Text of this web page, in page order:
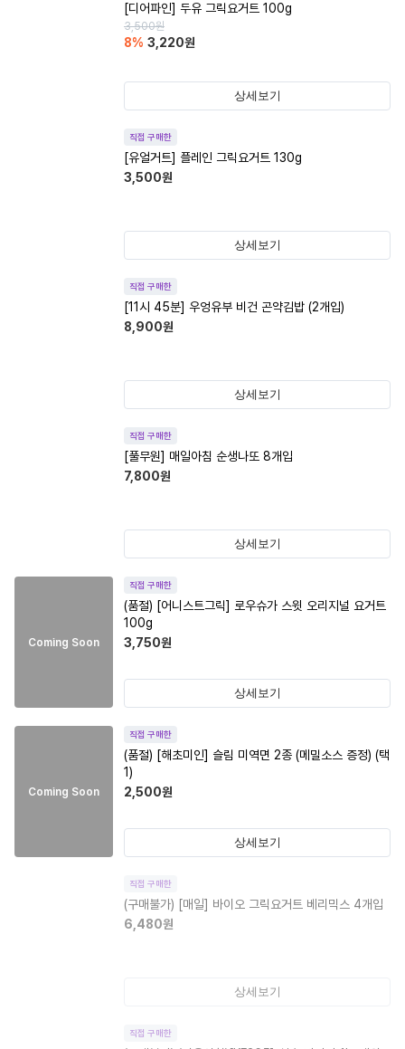
[디어파인] 두유 그릭요거트 100g
3,500원
8% 3,220원
상세보기
직접 구매한
[유얼거트] 플레인 그릭요거트 130g
3,500원
상세보기
직접 구매한
[11시 45분] 우엉유부 비건 곤약김밥 (2개입)
8,900원
상세보기
직접 구매한
[풀무원] 매일아침 순생나또 8개입
7,800원
상세보기
Coming Soon
직접 구매한
(품절) [어니스트그릭] 로우슈가 스윗 오리지널 요거트
100g
3,750원
상세보기
Coming Soon
직접 구매한
(품절) [해초미인] 슬림 미역면 2종 (메밀소스 증정) (택
1)
2,500원
상세보기
직접 구매한
(구매불가) [매일] 바이오 그릭요거트 베리믹스 4개입
6,480원
상세보기
직접 구매한